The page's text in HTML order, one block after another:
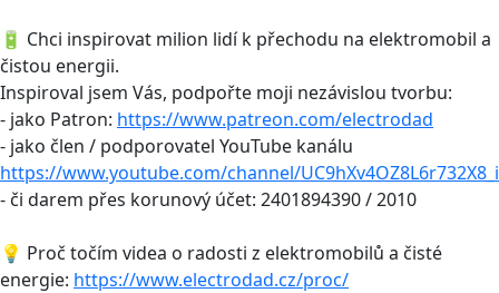
🔋 Chci inspirovat milion lidí k přechodu na elektromobil a
čistou energii.
Inspiroval jsem Vás, podpořte moji nezávislou tvorbu:
- jako Patron: https://www.patreon.com/electrodad
- jako člen / podporovatel YouTube kanálu
https://www.youtube.com/channel/
- či darem přes korunový účet: 2401894390 / 2010
💡 Proč točím videa o radosti z elektromobilů a čisté
energie: https://www.electrodad.cz/proc/